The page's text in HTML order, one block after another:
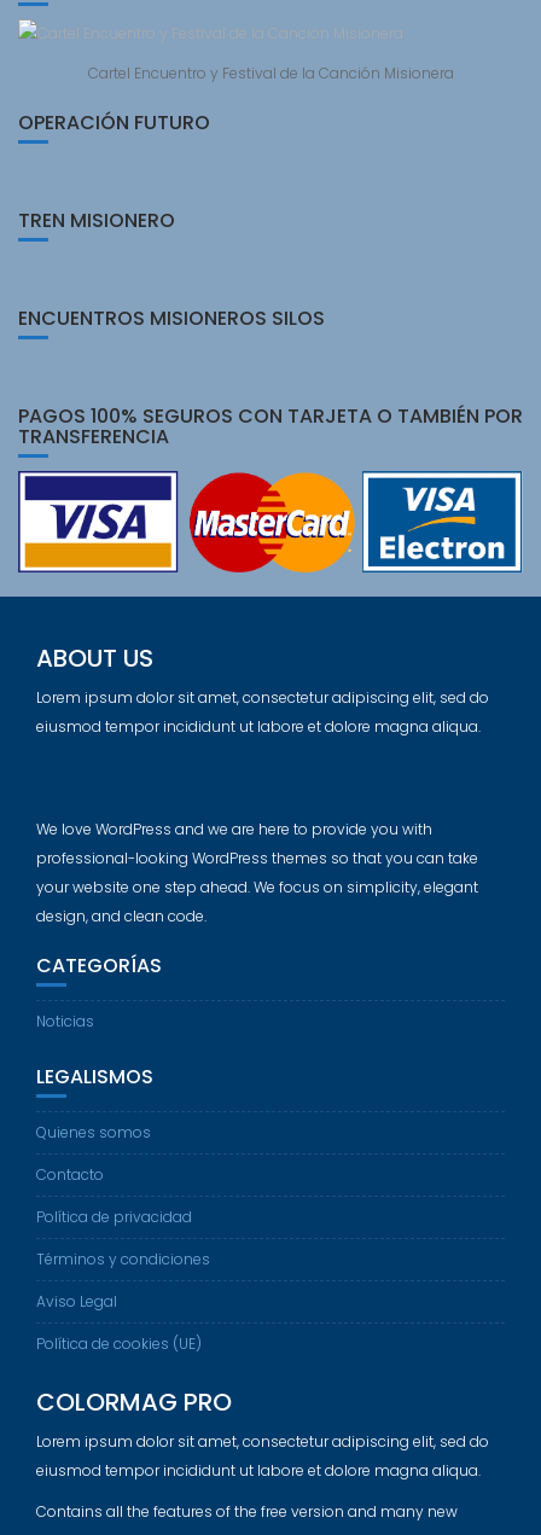
Cartel Encuentro y Festival de la Canción Misionera
OPERACIÓN FUTURO
TREN MISIONERO
ENCUENTROS MISIONEROS SILOS
PAGOS 100% SEGUROS CON TARJETA O TAMBIÉN POR
TRANSFERENCIA
ABOUT US
Lorem ipsum dolor sit amet, consectetur adipiscing elit, sed do
eiusmod tempor incididunt ut labore et dolore magna aliqua.
We love WordPress and we are here to provide you with
professional-looking WordPress themes so that you can take
your website one step ahead. We focus on simplicity, elegant
design, and clean code.
CATEGORÍAS
Noticias
LEGALISMOS
Quienes somos
Contacto
Política de privacidad
Términos y condiciones
Aviso Legal
Política de cookies (UE)
COLORMAG PRO
Lorem ipsum dolor sit amet, consectetur adipiscing elit, sed do
eiusmod tempor incididunt ut labore et dolore magna aliqua.
Contains all the features of the free version and many new